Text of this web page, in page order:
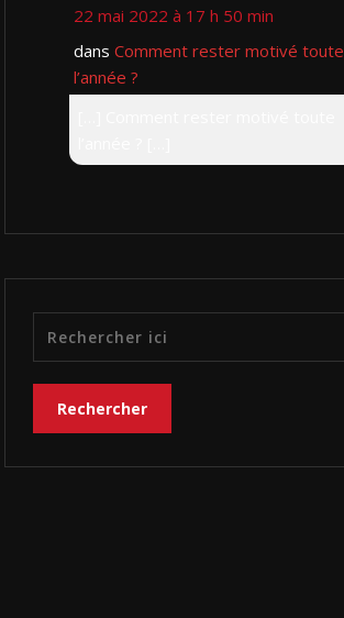
22 mai 2022 à 17 h 50 min
dans Comment rester motivé toute
l’année ?